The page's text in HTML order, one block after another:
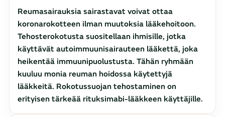
Reumasairauksia sairastavat voivat ottaa
koronarokotteen ilman muutoksia lääkehoitoon.
Tehosterokotusta suositellaan ihmisille, jotka
käyttävät autoimmuunisairauteen lääkettä, joka
heikentää immuunipuolustusta. Tähän ryhmään
kuuluu monia reuman hoidossa käytettyjä
lääkkeitä. Rokotussuojan tehostaminen on
erityisen tärkeää rituksimabi-lääkkeen käyttäjille.